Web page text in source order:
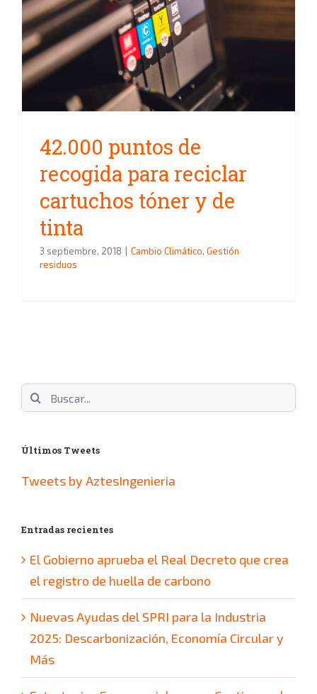
42.000 puntos de recogida para
reciclar cartuchos tóner y de
tinta
42.000 puntos de
recogida para reciclar
cartuchos tóner y de
tinta
3 septiembre, 2018 Cambio Climático, Gestión
residuos
Buscar:
Últimos Tweets
Tweets by AztesIngenieria
Entradas recientes
El Gobierno aprueba el Real Decreto que crea
el registro de huella de carbono
Nuevas Ayudas del SPRI para la Industria
2025: Descarbonización, Economía Circular y
Más